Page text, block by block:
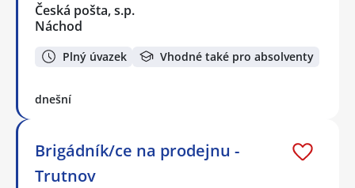
Česká pošta, s.p.
Náchod
Plný úvazek Vhodné také pro absolventy
dnešní
Brigádník/ce na prodejnu -
Trutnov